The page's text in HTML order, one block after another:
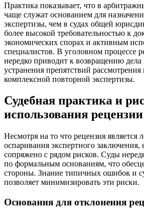
Практика показывает, что в
чаще служат основанием для
экспертизы, чем в судах общей
более высокой требовательностью к
экономических спорах и активным
специалистов. В уголовном процессе
нередко приводит к возвращению дела
устранения препятствий
комплексной повторной экспертизы.
Судебная практика и
использования рецензии
Несмотря на то что рецензия является
оспаривания экспертного заключения,
сопряжено с рядом рисков. Суды
по формальным основаниям, что
стороны. Знание типичных ошибок и
позволяет минимизировать эти риски.
Основания для отклонения